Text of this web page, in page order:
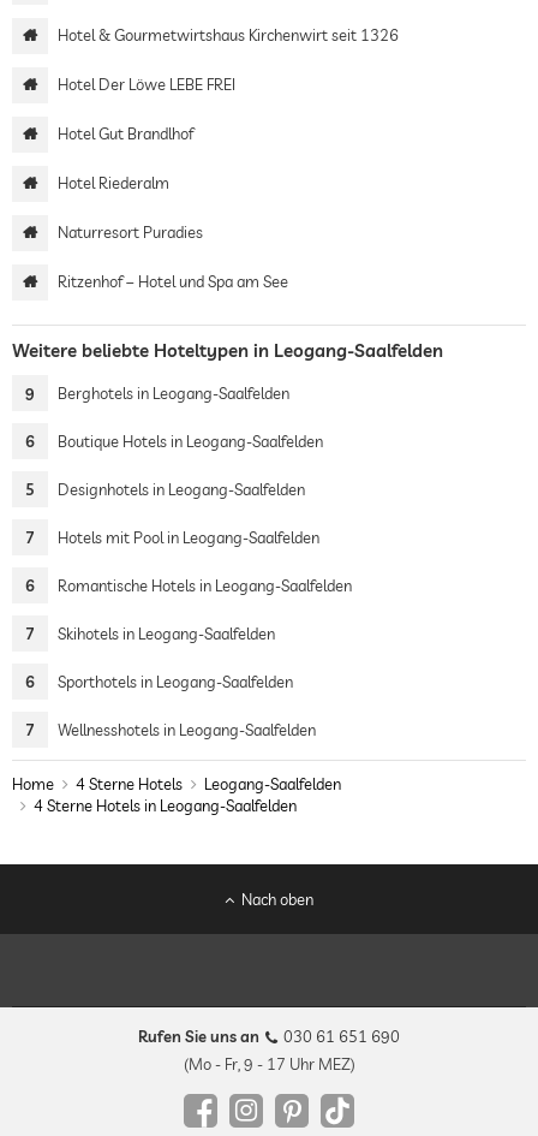
Hotel & Gourmetwirtshaus Kirchenwirt seit 1326
Hotel Der Löwe LEBE FREI
Hotel Gut Brandlhof
Hotel Riederalm
Naturresort Puradies
Ritzenhof – Hotel und Spa am See
Weitere beliebte Hoteltypen in Leogang-Saalfelden
9 Berghotels in Leogang-Saalfelden
6 Boutique Hotels in Leogang-Saalfelden
5 Designhotels in Leogang-Saalfelden
7 Hotels mit Pool in Leogang-Saalfelden
6 Romantische Hotels in Leogang-Saalfelden
7 Skihotels in Leogang-Saalfelden
6 Sporthotels in Leogang-Saalfelden
7 Wellnesshotels in Leogang-Saalfelden
Home 4 Sterne Hotels
Leogang-Saalfelden
4 Sterne Hotels in Leogang-Saalfelden
Nach oben
Rufen Sie uns an
030 61 651 690
(Mo - Fr, 9 - 17 Uhr MEZ)